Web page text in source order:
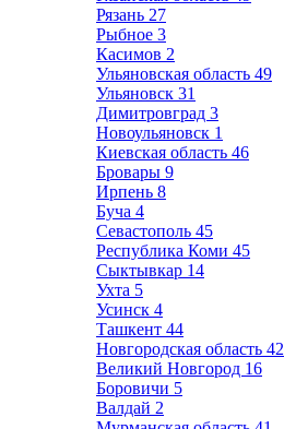
Рязань 27
Рыбное 3
Касимов 2
Ульяновская область 49
Ульяновск 31
Димитровград 3
Новоульяновск 1
Киевская область 46
Бровары 9
Ирпень 8
Буча 4
Севастополь 45
Республика Коми 45
Сыктывкар 14
Ухта 5
Усинск 4
Ташкент 44
Новгородская область 42
Великий Новгород 16
Боровичи 5
Валдай 2